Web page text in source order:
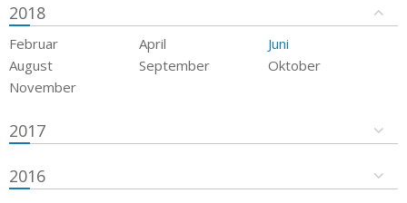
2018
Februar April
Juni
August
September
Oktober
November
2017
2016